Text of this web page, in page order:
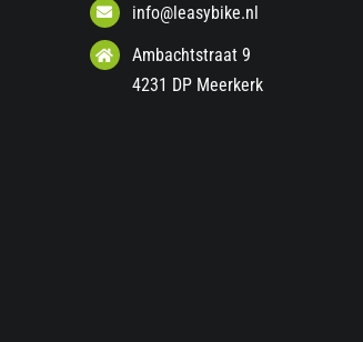
info@leasybike.nl
Ambachtstraat 9
4231 DP Meerkerk